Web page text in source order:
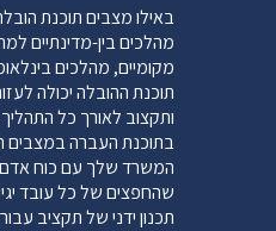
ותחזוקת צי.
מודול תחזוקה ותיקון רכב
לשימוש המציע גישה מהירה
לתצוגות של מנהלי התקנים
ללקוח חישוב קילומטראז'
של מקדמות נהגים
מפוצלות, "טיפות וקרסים"
אחר תנועת קרוואן היכולת
באילו מצבים תוכנת
מהלכים בין-מדינתיים
מקומיים, מהלכים
תוכנת ההובלה יכולה
ותקצוב לאורך כל
בתוכנת העברה
המשרד שלך עם כוח אדם
שהחפצים של כל עובד
תכנון ידני של תקציב